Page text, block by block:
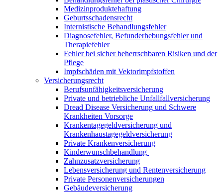
Medizinproduktehaftung
Geburtsschadensrecht
Internistische Behandlungsfehler
Diagnosefehler, Befunderhebungsfehler und
Therapiefehler
Fehler bei sicher beherrschbaren Risiken und der
Pflege
Impfschäden mit Vektorimpfstoffen
Versicherungsrecht
Berufsunfähigkeitsversicherung
Private und betriebliche Unfallfallversicherung
Dread Disease Versicherung und Schwere
Krankheiten Vorsorge
Krankentagegeldversicherung und
Krankenhaustagegeldversicherung
Private Krankenversicherung
Kinderwunschbehandlung
Zahnzusatzversicherung
Lebensversicherung und Rentenversicherung
Private Personenversicherungen
Gebäudeversicherung